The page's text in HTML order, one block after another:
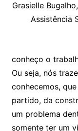
Grasielle
Assistência
conheço o
Ou seja, nós
conhecemos,
partido, da
um problema
somente ter um